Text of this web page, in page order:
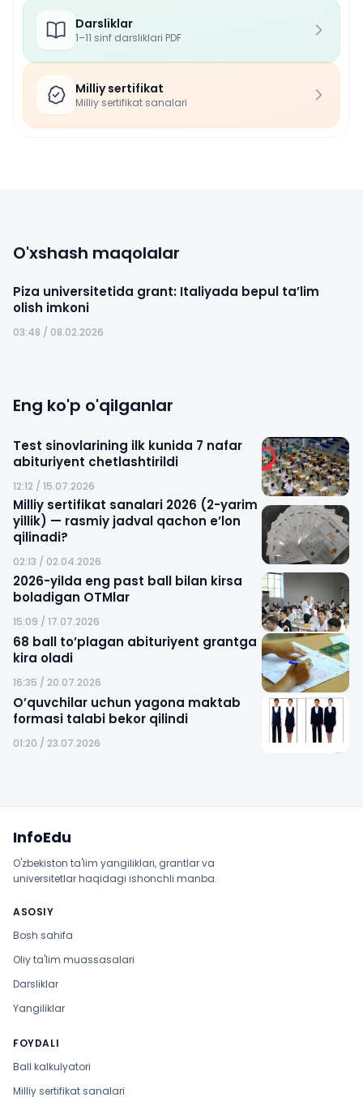
Darsliklar
1–11 sinf darsliklari PDF
Milliy sertifikat
Milliy sertifikat sanalari
O'xshash maqolalar
Piza universitetida grant: Italiyada bepul ta’lim
olish imkoni
03:48 / 08.02.2026
Eng ko'p o'qilganlar
Test sinovlarining ilk kunida 7 nafar
abituriyent chetlashtirildi
12:12 / 15.07.2026
Milliy sertifikat sanalari 2026 (2-yarim
yillik) — rasmiy jadval qachon e’lon
qilinadi?
02:13 / 02.04.2026
2026-yilda eng past ball bilan kirsa
boladigan OTMlar
15:09 / 17.07.2026
68 ball to’plagan abituriyent grantga
kira oladi
16:35 / 20.07.2026
O’quvchilar uchun yagona maktab
formasi talabi bekor qilindi
01:20 / 23.07.2026
InfoEdu
O'zbekiston ta'lim yangiliklari, grantlar va
universitetlar haqidagi ishonchli manba.
ASOSIY
Bosh sahifa
Oliy ta'lim muassasalari
Darsliklar
Yangiliklar
FOYDALI
Ball kalkulyatori
Milliy sertifikat sanalari